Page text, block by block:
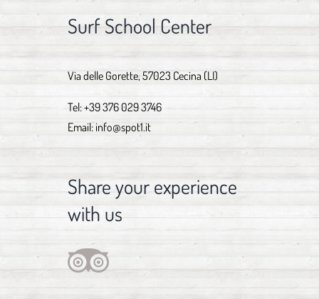
Surf School Center
Via delle Gorette, 57023 Cecina (LI)
Tel:+39 376 029 3746
Email: info@spot1.it
Share your experience
with us